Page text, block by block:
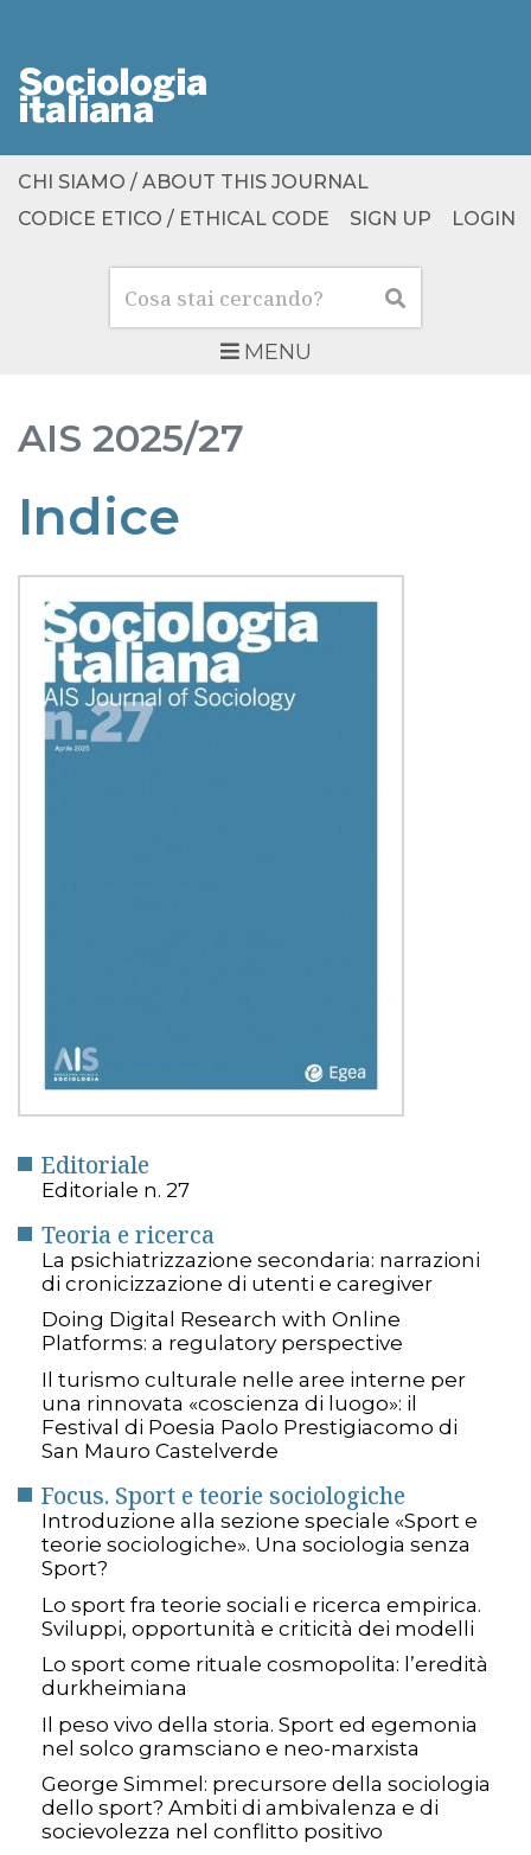
MENU
Cerca Cerca
CHI SIAMO / ABOUT THIS JOURNAL
CODICE ETICO / ETHICAL CODE
SIGN UP LOGIN
AIS 2025/27
Indice
Editoriale
Editoriale n. 27
Teoria e ricerca
La psichiatrizzazione secondaria: narrazioni
di cronicizzazione di utenti e caregiver
Doing Digital Research with Online
Platforms: a regulatory perspective
Il turismo culturale nelle aree interne per
una rinnovata «coscienza di luogo»: il
Festival di Poesia Paolo Prestigiacomo di
San Mauro Castelverde
Focus. Sport e teorie sociologiche
Introduzione alla sezione speciale «Sport e
teorie sociologiche». Una sociologia senza
Sport?
Lo sport fra teorie sociali e ricerca empirica.
Sviluppi, opportunità e criticità dei modelli
Lo sport come rituale cosmopolita: l’eredità
durkheimiana
Il peso vivo della storia. Sport ed egemonia
nel solco gramsciano e neo-marxista
George Simmel: precursore della sociologia
dello sport? Ambiti di ambivalenza e di
socievolezza nel conflitto positivo